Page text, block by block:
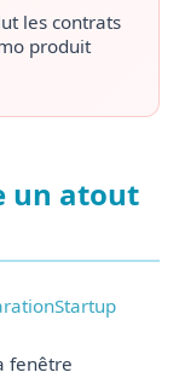
les contrats
produit
un atout
fenêtre